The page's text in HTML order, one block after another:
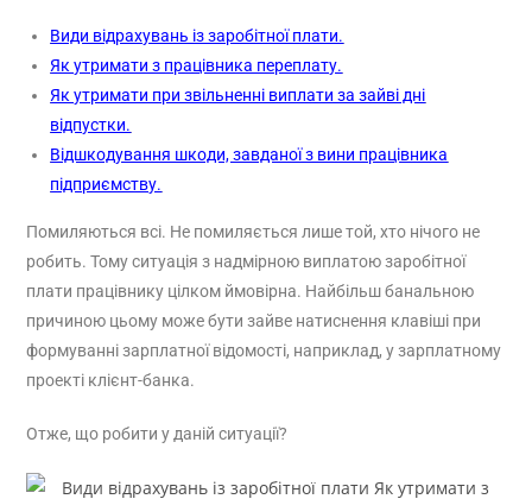
Види відрахувань із заробітної плати.
Як утримати з працівника переплату.
Як утримати при звільненні виплати за зайві дні
відпустки.
Відшкодування шкоди, завданої з вини працівника
підприємству.
Помиляються всі. Не помиляється лише той, хто нічого не
робить. Тому ситуація з надмірною виплатою заробітної
плати працівнику цілком ймовірна. Найбільш банальною
причиною цьому може бути зайве натиснення клавіші при
формуванні зарплатної відомості, наприклад, у зарплатному
проекті клієнт-банка.
Отже, що робити у даній ситуації?